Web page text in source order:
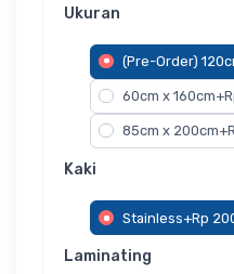
Ukuran
(Pre-Order)
60cm x
85cm x
Kaki
Stainless+Rp
Laminating